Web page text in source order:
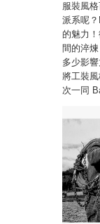
服裝風
派系呢
的魅力
間的淬
多少影
將工裝
次一同